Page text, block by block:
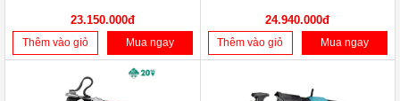
23.150.000đ
Thêm vào giỏ Mua ngay
24.940.000đ
Thêm vào giỏ Mua ngay